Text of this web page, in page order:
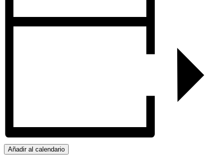
Añadir al calendario